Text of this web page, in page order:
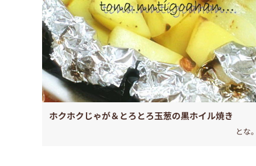
ホクホクじゃが＆とろとろ玉葱の黒ホイル焼き
とな